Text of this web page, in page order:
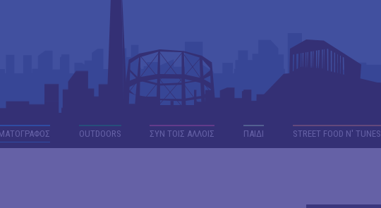
OUTDΟORS ΣΥΝ ΤΟΙΣ ΑΛΛΟΙΣ ΠΑΙΔΙ STREET FOOD N' TUNES